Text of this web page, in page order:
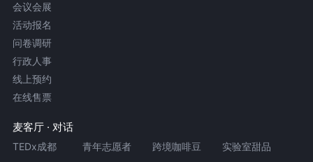
会议会展
活动报名
问卷调研
行政人事
线上预约
在线售票
麦客厅 · 对话
TEDx成都 青年志愿者 跨境咖啡豆 实验室甜品